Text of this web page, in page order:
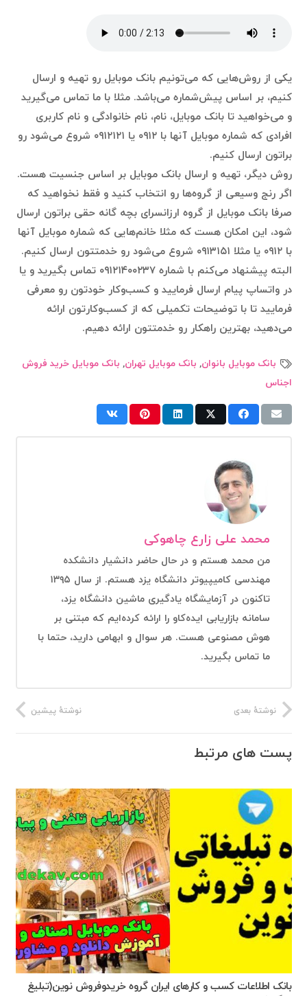
یکی از روش‌هایی که می‌تونیم بانک موبایل رو تهیه و ارسال
کنیم، بر اساس پیش‌شماره می‌باشد. مثلا با ما تماس می‌گیرید
و می‌خواهید تا بانک موبایل، نام، نام خانوادگی و نام کاربری
افرادی که شماره موبایل آنها با ۰۹۱۲ یا ۰۹۱۲۱۲۱ شروع می‌شود رو
براتون ارسال کنیم.
روش دیگر، تهیه و ارسال بانک موبایل بر اساس جنسیت هست.
اگر رنج وسیعی از گروه‌ها رو انتخاب کنید و فقط نخواهید که
صرفا بانک موبایل از گروه ارزانسرای بچه گانه حقی براتون ارسال
شود، این امکان هست که مثلا خانم‌هایی که شماره موبایل آنها
با ۰۹۱۲ یا مثلا ۰۹۱۳۱۵۱ شروع می‌شود رو خدمتتون ارسال کنیم.
البته پیشنهاد می‌کنم با شماره ۰۹۱۲۱۴۰۰۲۳۷ تماس بگیرید و یا
در واتساپ پیام ارسال فرمایید و کسب‌وکار خودتون رو معرفی
فرمایید تا با توضیحات تکمیلی که از کسب‌وکارتون ارائه
می‌دهید، بهترین راهکار رو خدمتتون ارائه دهیم.
بانک موبایل بانوان, بانک موبایل تهران, بانک موبایل خرید فروش
اجناس
محمد علی زارع چاهوکی
من محمد هستم و در حال حاضر دانشیار دانشکده
مهندسی کامیپیوتر دانشگاه یزد هستم. از سال ۱۳۹۵
تاکنون در آزمایشگاه یادگیری ماشین دانشگاه یزد،
سامانه بازاریابی ایده‌کاو را ارائه کرده‌ایم که مبتنی بر
هوش مصنوعی هست. هر سوال و ابهامی دارید، حتما با
ما تماس بگیرید.
نوشتهٔ پیشین نوشتهٔ بعدی
پست های مرتبط
بانک اطلاعات کسب و کارهای ایران گروه خریدوفروش نوین(تبلیغ